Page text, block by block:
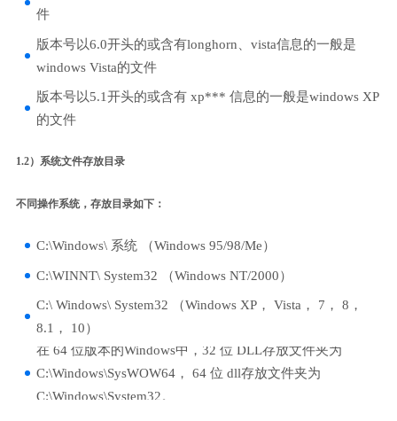
件
版本号以6.0开头的或含有longhorn、vista信息的一般是
windows Vista的文件
版本号以5.1开头的或含有 xp*** 信息的一般是windows XP
的文件
1.2）系统文件存放目录
不同操作系统，存放目录如下：
C:\Windows\ 系统 （Windows 95/98/Me）
C:\WINNT\ System32 （Windows NT/2000）
C:\ Windows\ System32 （Windows XP， Vista， 7， 8，
8.1， 10）
在 64 位版本的Windows中，32 位 DLL存放文件夹为
C:\Windows\SysWOW64， 64 位 dll存放文件夹为
C:\Windows\System32。